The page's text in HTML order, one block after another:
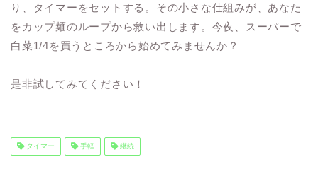
り、タイマーをセットする。その小さな仕組みが、あなた
をカップ麺のループから救い出します。今夜、スーパーで
白菜1/4を買うところから始めてみませんか？
是非試してみてください！
タイマー 手軽 継続